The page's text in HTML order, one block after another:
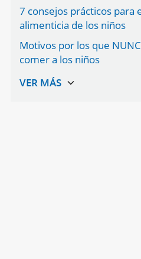
7 consejos prácticos para
alimenticia de los niños
Motivos por los que
comer a los niños